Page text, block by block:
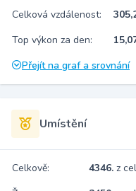
Celková vzdálenost:
Top výkon za den:
Přejít na graf a srovnání
Umístění
Celkově: 4346. z